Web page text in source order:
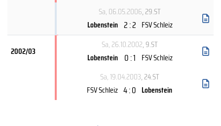
Sa, 06.05.2006, 29.ST
Lobenstein 2 : 2 FSV Schleiz
2002/03
Sa, 26.10.2002, 9.ST
Lobenstein 0 : 1 FSV Schleiz
Sa, 19.04.2003, 24.ST
FSV Schleiz 4 : 0 Lobenstein